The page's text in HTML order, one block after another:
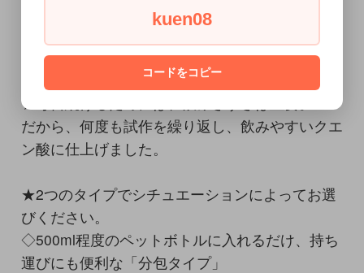
る、クエン酸ドリンクです。
★毎日続けるためには、飲みさすさは重要。
だから、何度も試作を繰り返し、飲みやすいクエ
ン酸に仕上げました。
★2つのタイプでシチュエーションによってお選
びください。
◇500ml程度のペットボトルに入れるだけ、持ち
運びにも便利な「分包タイプ」
kuen08
コードをコピー